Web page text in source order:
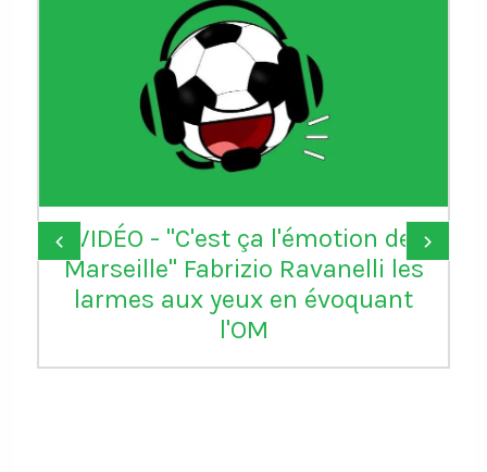
VIDÉO - "C'est ça l'émotion de
Marseille" Fabrizio Ravanelli les
larmes aux yeux en évoquant
l'OM
‹ ›